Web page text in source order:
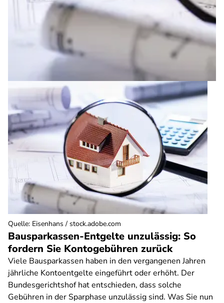
Bausparkassen-Entgelte unzulässig: So
fordern Sie Kontogebühren zurück
Viele Bausparkassen haben in den vergangenen Jahren
jährliche Kontoentgelte eingeführt oder erhöht. Der
Bundesgerichtshof hat entschieden, dass solche
Gebühren in der Sparphase unzulässig sind. Was Sie nun
Quelle: Eisenhans / stock.adobe.com